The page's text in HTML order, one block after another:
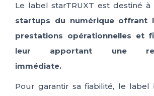
Le label starTRUXT est destiné à
startups du numérique offrant
prestations opérationnelles et
leur apportant une
immédiate.
Pour garantir sa fiabilité, le label